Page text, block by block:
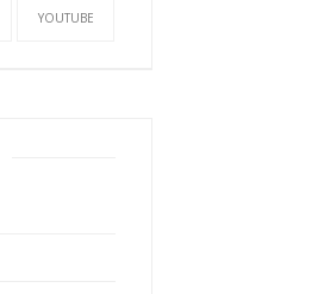
YOUTUBE